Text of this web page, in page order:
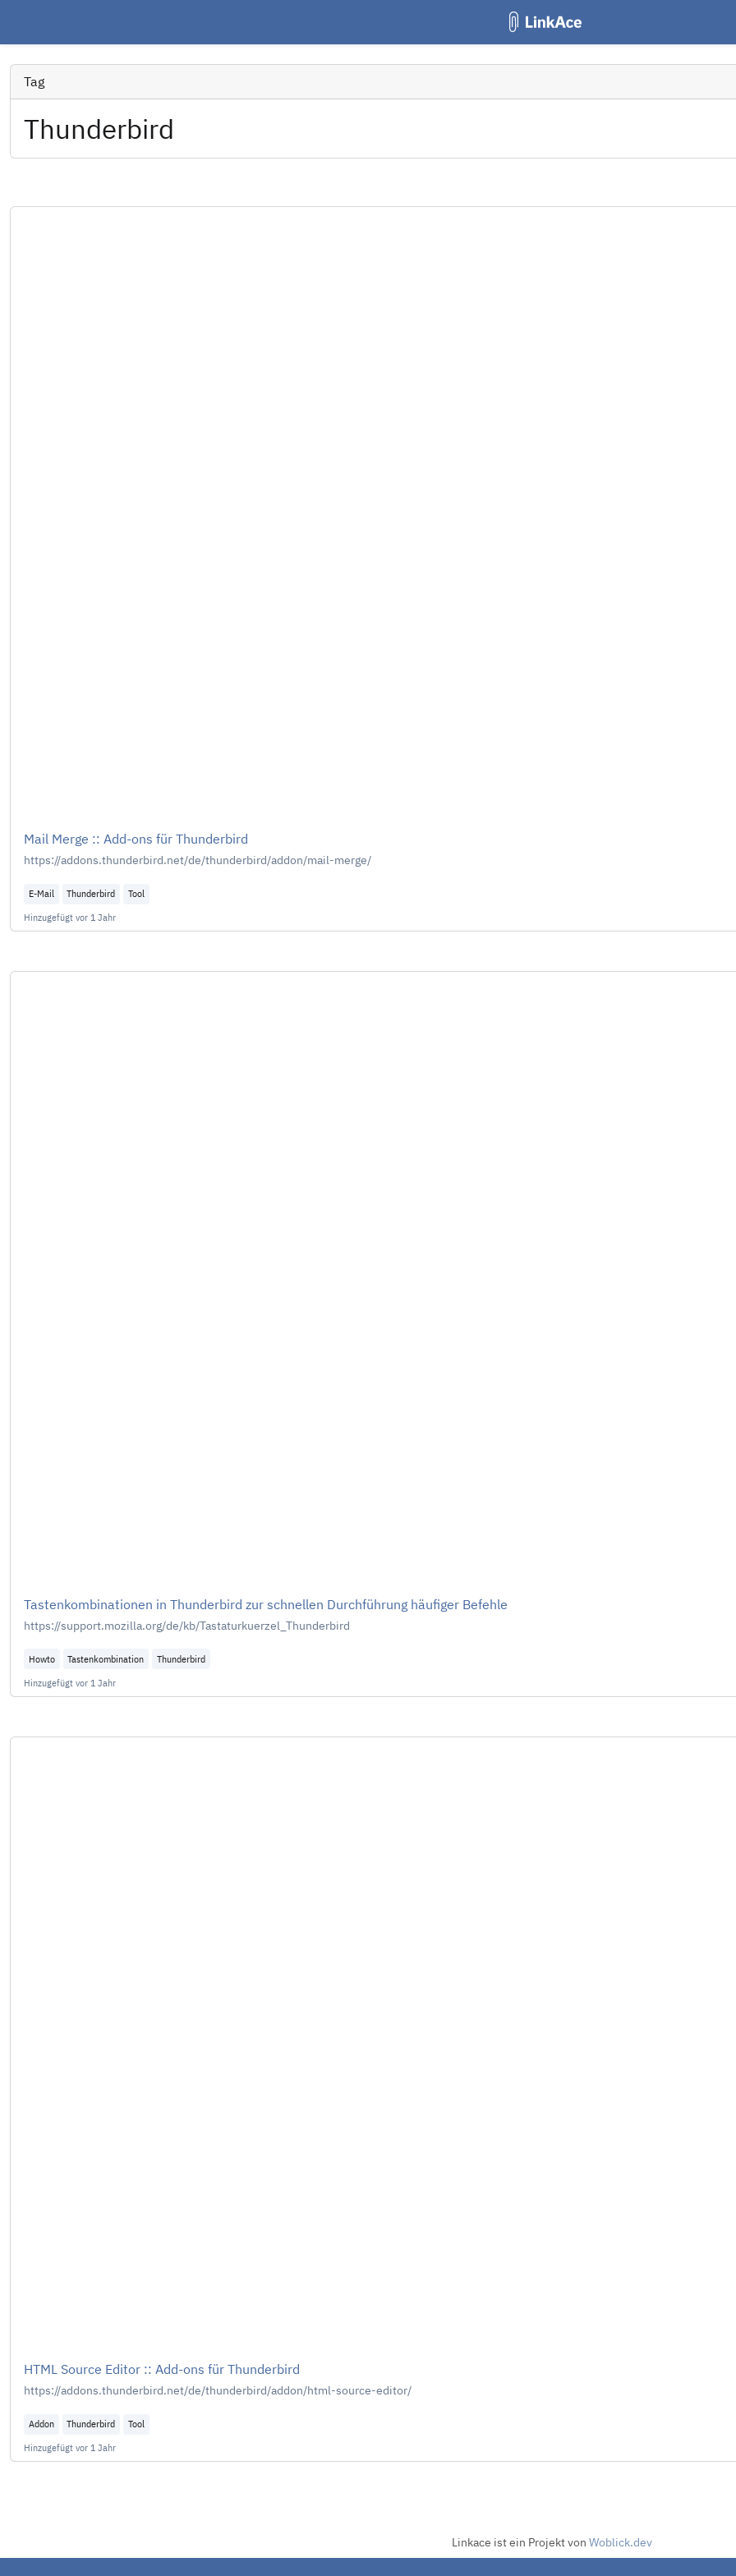
Tag
Thunderbird
Mail Merge :: Add-ons für Thunderbird
https://addons.thunderbird.net/de/thunderbird/addon/mail-merge/
E-Mail Thunderbird
Tool
Hinzugefügt vor 1 Jahr
Tastenkombinationen in Thunderbird zur schnellen Durchführung häufiger Befehle
https://support.mozilla.org/de/kb/Tastaturkuerzel_Thunderbird
Howto Tastenkombination
Thunderbird
Hinzugefügt vor 1 Jahr
HTML Source Editor :: Add-ons für Thunderbird
https://addons.thunderbird.net/de/thunderbird/addon/html-source-editor/
Addon Thunderbird
Tool
Hinzugefügt vor 1 Jahr
Linkace ist ein Projekt von Woblick.dev